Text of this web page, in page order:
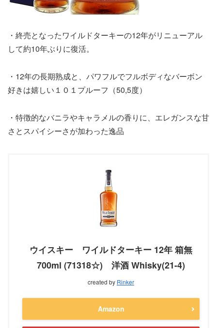
・終売となったワイルドターキーの12年がリニューアル
して約10年ぶりに復活。
・12年の長期熟成と、パワフルでフルボディなバーボン
好きは嬉しい１０１プルーフ（50,5度）
・特徴的なバニラやキャラメルの香りに、エレガンスな甘
さとスパイシーさが加わった逸品
ウイスキー ワイルドターキー 12年 箱無
700ml (71318☆) 洋酒 Whisky(21-4)
created by Rinker
Amazon